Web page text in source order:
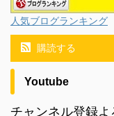
人気ブログランキング
購読する
Youtube
チャンネル登録よ